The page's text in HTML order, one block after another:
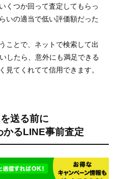
くつか回って査定してもらっ
いの適当で低い評価額だった
ことで、ネットで検索して出
したら、意外にも満足できる
見てくれてて信用できます。
送る前に
かるLINE事前査定